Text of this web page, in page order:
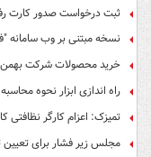
ثبت درخواست صدور کارت
نسخه مبتنی بر وب سامانه
خرید محصولات شرکت بهمن
راه اندازی ابزار نحوه
تمیزک: اعزام کارگر نظافتی
مجلس زیر فشار برای